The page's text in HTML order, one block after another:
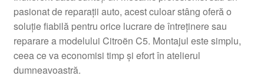
Livrare în toată lumea
Plângere
Plățile
pasionat de reparații auto, acest culoar stâng oferă o
soluție fiabilă pentru orice lucrare de întreținere sau
reparare a modelului Citroën C5. Montajul este simplu,
ceea ce va economisi timp și efort în atelierul
dumneavoastră.